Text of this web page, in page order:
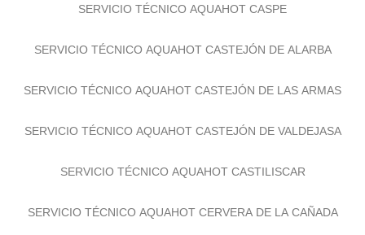
SERVICIO TÉCNICO AQUAHOT CASPE
SERVICIO TÉCNICO AQUAHOT CASTEJÓN DE ALARBA
SERVICIO TÉCNICO AQUAHOT CASTEJÓN DE LAS ARMAS
SERVICIO TÉCNICO AQUAHOT CASTEJÓN DE VALDEJASA
SERVICIO TÉCNICO AQUAHOT CASTILISCAR
SERVICIO TÉCNICO AQUAHOT CERVERA DE LA CAÑADA